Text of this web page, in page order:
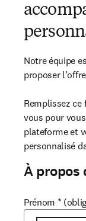
Notre équipe
proposer
Remplissez
vous pour
plateforme et
personnalisé
À propos
Prénom *